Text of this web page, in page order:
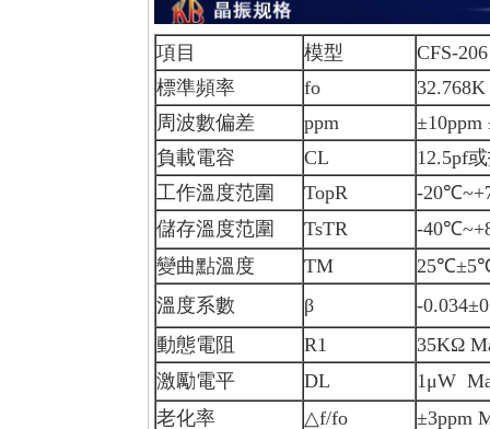
項目 模型
CFS-206
標準頻率
fo
32.768K
周波數偏差
ppm
±10ppm
負載電容
CL
12.5pf
工作溫度范圍
TopR
-
儲存溫度范圍
TsTR
-
變曲點溫度
TM
溫度系數
β
-
動態電阻
R1
35KΩ
激勵電平
DL
1μW
老化率
△f/fo
±3ppm